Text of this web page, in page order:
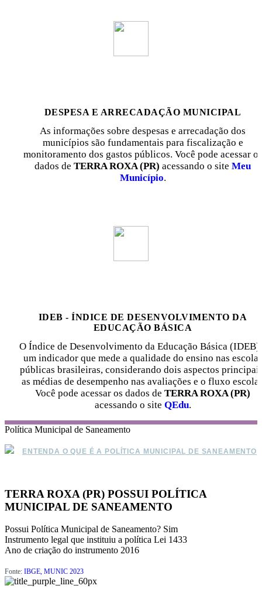
DESPESA E ARRECADAÇÃO MUNICIPAL
As informações sobre despesas e arrecadação dos
municípios são fundamentais para fiscalização e
monitoramento dos gastos públicos. Você pode acessar os
dados de TERRA ROXA (PR) acessando o site Meu
Município.
IDEB - ÍNDICE DE DESENVOLVIMENTO DA
EDUCAÇÃO BÁSICA
O Índice de Desenvolvimento da Educação Básica (IDEB)
um indicador que mede a qualidade do ensino nas escolas
públicas brasileiras, considerando dois aspectos
as médias de desempenho nas avaliações e o fluxo
Você pode acessar os dados de TERRA ROXA (PR)
acessando o site QEdu.
Política Municipal de Saneamento
ENTENDA O QUE É A POLÍTICA MUNICIPAL DE SANEAMENTO
TERRA ROXA (PR) POSSUI POLÍTICA
MUNICIPAL DE SANEAMENTO
Possui Política Municipal de Saneamento? Sim
Instrumento legal que instituiu a política Lei 1433
Ano de criação do instrumento 2016
Fonte: IBGE, MUNIC 2023